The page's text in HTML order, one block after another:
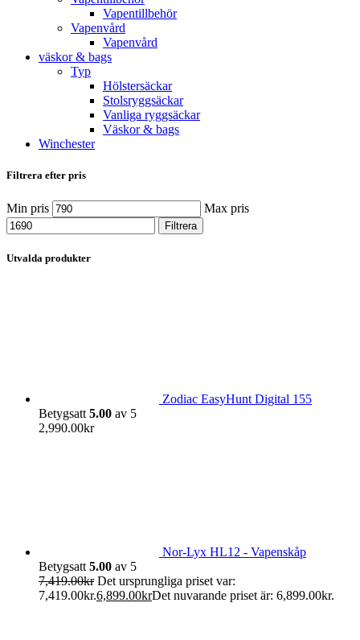
Vapentillbehör
Vapenvård
Vapenvård
väskor & bags
Typ
Hölstersäckar
Stolsryggsäckar
Vanliga ryggsäckar
Väskor & bags
Winchester
Filtrera efter pris
Min pris Max pris
Filtrera
Utvalda produkter
Zodiac EasyHunt Digital 155
Betygsatt 5.00 av 5
2,990.00kr
Nor-Lyx HL12 - Vapenskåp
Betygsatt 5.00 av 5
7,419.00kr Det ursprungliga priset var:
7,419.00kr.6,899.00krDet nuvarande priset är: 6,899.00kr.